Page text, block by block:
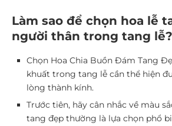
Làm sao để chọn hoa lễ
người thân trong tang lễ?
Chọn Hoa Chia Buồn Đám Tang
khuất trong tang lễ cần thể hiện
lòng thành kính.
Trước tiên, hãy cân nhắc về màu
tang đẹp thường là lựa chọn phổ